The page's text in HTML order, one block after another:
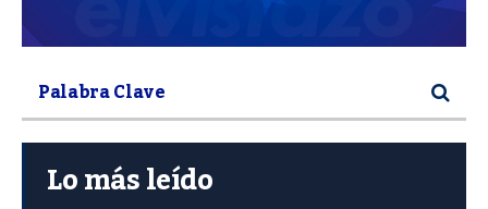
Lo más leído